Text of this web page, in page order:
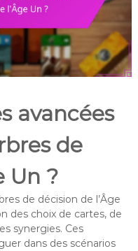
avancées
de
Un ?
de décision de l’Âge
des choix de cartes, de
synergies. Ces
dans des scénarios